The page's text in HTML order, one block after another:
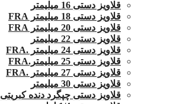
قلاویز دستی 16 میلیمتر
قلاویز دستی 18 میلیمتر FRA
قلاویز دستی 20 میلیمتر FRA
قلاویز دستی 22 میلیمتر
قلاویز دستی 24 میلیمتر .FRA
قلاویز دستی 25 میلیمتر.FRA
قلاویز دستی 27 میلیمتر .FRA
قلاویز دستی 30 میلیمتر
قلاویز دستی چپگرد دنده کبریتی TR 3X12